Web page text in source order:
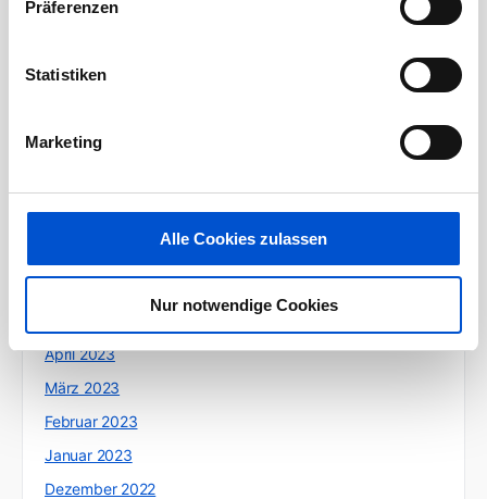
Präferenzen
Statistiken
Marketing
Alle Cookies zulassen
Nur notwendige Cookies
Februar 2024
Dezember 2023
Oktober 2023
April 2023
März 2023
Februar 2023
Januar 2023
Dezember 2022